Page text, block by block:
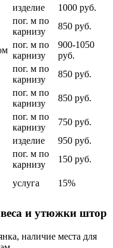
изделие
1000 руб.
пог. м по
карнизу
850 руб.
пог. м по
карнизу
900-1050
руб.
пог. м по
карнизу
850 руб.
пог. м по
карнизу
850 руб.
пог. м по
карнизу
750 руб.
изделие
950 руб.
пог. м по
карнизу
150 руб.
услуга 15%
и утюжки штор
наличие места для